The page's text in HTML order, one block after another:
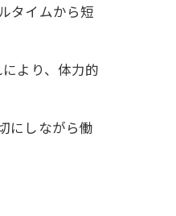
タイムから短
より、体力的
にしながら働